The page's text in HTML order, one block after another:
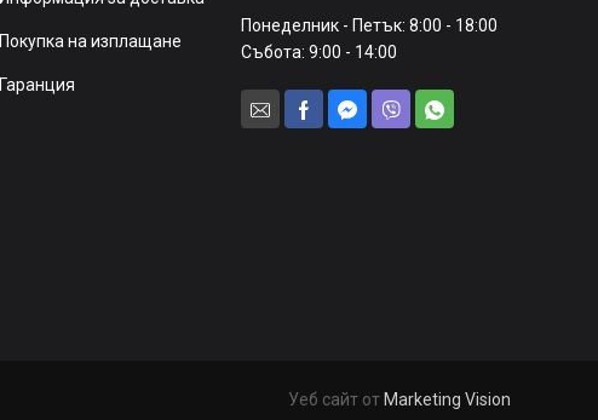
Покупка на изплащане
Гаранция
Понеделник - Петък: 8:00 - 18:00
Събота: 9:00 - 14:00
Уеб сайт от Marketing Vision